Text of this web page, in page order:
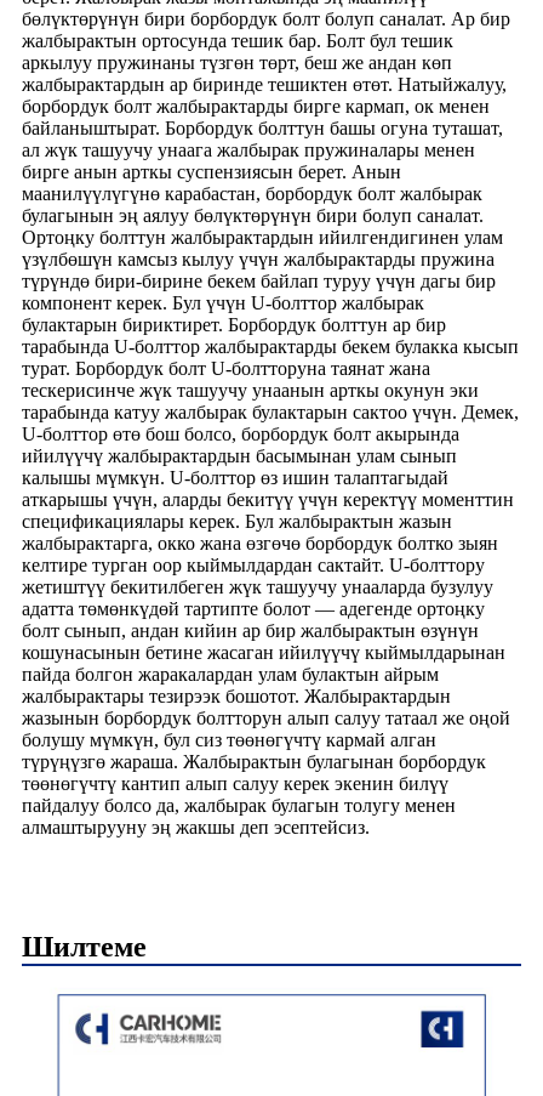
бөлүктөрүнүн бири борбордук болт болуп саналат. Ар бир
жалбырактын ортосунда тешик бар. Болт бул тешик
аркылуу пружинаны түзгөн төрт, беш же андан көп
жалбырактардын ар биринде тешиктен өтөт. Натыйжалуу,
борбордук болт жалбырактарды бирге кармап, ок менен
байланыштырат. Борбордук болттун башы огуна туташат,
ал жүк ташуучу унаага жалбырак пружиналары менен
бирге анын арткы суспензиясын берет. Анын
маанилүүлүгүнө карабастан, борбордук болт жалбырак
булагынын эң аялуу бөлүктөрүнүн бири болуп саналат.
Ортоңку болттун жалбырактардын ийилгендигинен улам
үзүлбөшүн камсыз кылуу үчүн жалбырактарды пружина
түрүндө бири-бирине бекем байлап туруу үчүн дагы бир
компонент керек. Бул үчүн U-болттор жалбырак
булактарын бириктирет. Борбордук болттун ар бир
тарабында U-болттор жалбырактарды бекем булакка кысып
турат. Борбордук болт U-болтторуна таянат жана
тескерисинче жүк ташуучу унаанын арткы окунун эки
тарабында катуу жалбырак булактарын сактоо үчүн. Демек,
U-болттор өтө бош болсо, борбордук болт акырында
ийилүүчү жалбырактардын басымынан улам сынып
калышы мүмкүн. U-болттор өз ишин талаптагыдай
аткарышы үчүн, аларды бекитүү үчүн керектүү моменттин
спецификациялары керек. Бул жалбырактын жазын
жалбырактарга, окко жана өзгөчө борбордук болтко зыян
келтире турган оор кыймылдардан сактайт. U-болттору
жетиштүү бекитилбеген жүк ташуучу унааларда бузулуу
адатта төмөнкүдөй тартипте болот — адегенде ортоңку
болт сынып, андан кийин ар бир жалбырактын өзүнүн
кошунасынын бетине жасаган ийилүүчү кыймылдарынан
пайда болгон жаракалардан улам булактын айрым
жалбырактары тезирээк бошотот. Жалбырактардын
жазынын борбордук болтторун алып салуу татаал же оңой
болушу мүмкүн, бул сиз төөнөгүчтү кармай алган
түрүңүзгө жараша. Жалбырактын булагынан борбордук
төөнөгүчтү кантип алып салуу керек экенин билүү
пайдалуу болсо да, жалбырак булагын толугу менен
алмаштырууну эң жакшы деп эсептейсиз.
Шилтеме